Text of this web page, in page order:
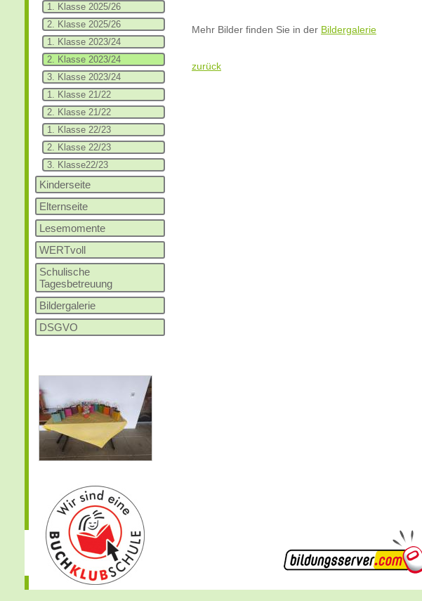
1. Klasse 2025/26
2. Klasse 2025/26
1. Klasse 2023/24
2. Klasse 2023/24
3. Klasse 2023/24
1. Klasse 21/22
2. Klasse 21/22
1. Klasse 22/23
2. Klasse 22/23
3. Klasse22/23
Kinderseite
Elternseite
Lesemomente
WERTvoll
Schulische
Tagesbetreuung
Bildergalerie
DSGVO
Mehr Bilder finden Sie in der Bildergalerie
zurück